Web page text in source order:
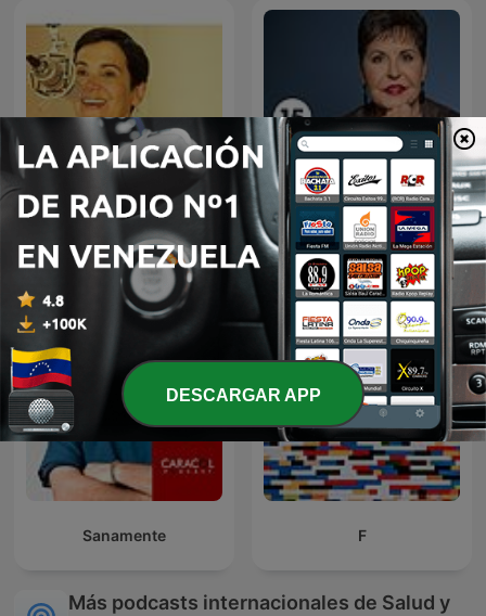
Conversaciones con
Maytte Podcast
Joyce Meyer Enjoying
Everyday Life® Radio
Podcast
Sanamente F
Más podcasts internacionales de Salud y
DESCARGAR APP